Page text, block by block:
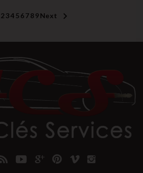
234 56789Next 